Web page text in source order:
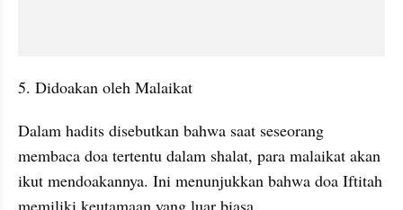
5. Didoakan oleh Malaikat
Dalam hadits disebutkan bahwa saat seseorang
membaca doa tertentu dalam shalat, para malaikat akan
ikut mendoakannya. Ini menunjukkan bahwa doa Iftitah